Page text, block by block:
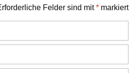
Felder sind mit* markiert